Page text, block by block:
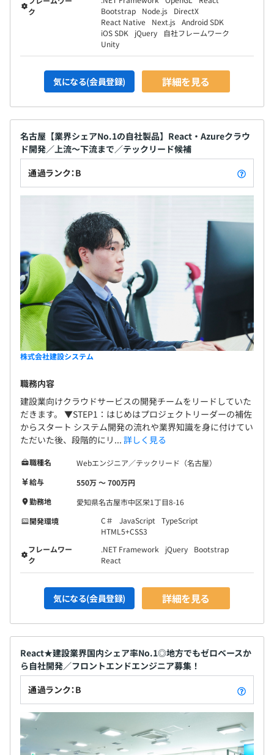
ク
Bootstrap
Node.js
DirectX
React Native
Next.js Android SDK
iOS SDK
jQuery
自社フレームワーク
Unity
気になる(会員登録) 詳細を見る
名古屋【業界シェアNo.1の自社製品】React・Azureクラウ
ド開発／上流～下流まで／テックリード候補
通過ランク：B
株式会社建設システム
職務内容
建設業向けクラウドサービスの開発チームをリードしていた
だきます。 ▼STEP1：はじめはプロジェクトリーダーの補佐
からスタート システム開発の流れや業界知識を身に付けてい
ただいた後、段階的にリ... 詳しく見る
職種名
Webエンジニア／テックリード（名古屋）
給与
550万 〜 700万円
勤務地
愛知県名古屋市中区栄1丁目8-16
開発環境
C＃ JavaScript
TypeScript
HTML5+CSS3
フレームワー
ク
.NET Framework jQuery
Bootstrap
React
気になる(会員登録) 詳細を見る
React★建設業界国内シェア率No.1◎地方でもゼロベースか
ら自社開発／フロントエンドエンジニア募集！
通過ランク：B